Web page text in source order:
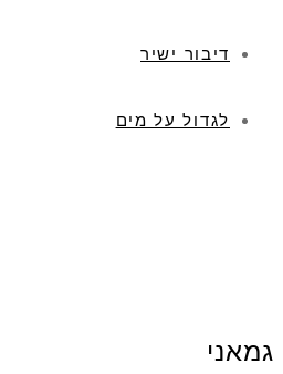
דיבור ישיר
לגדול על מים
גמאני